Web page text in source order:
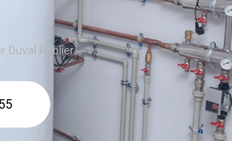
Duval Publier